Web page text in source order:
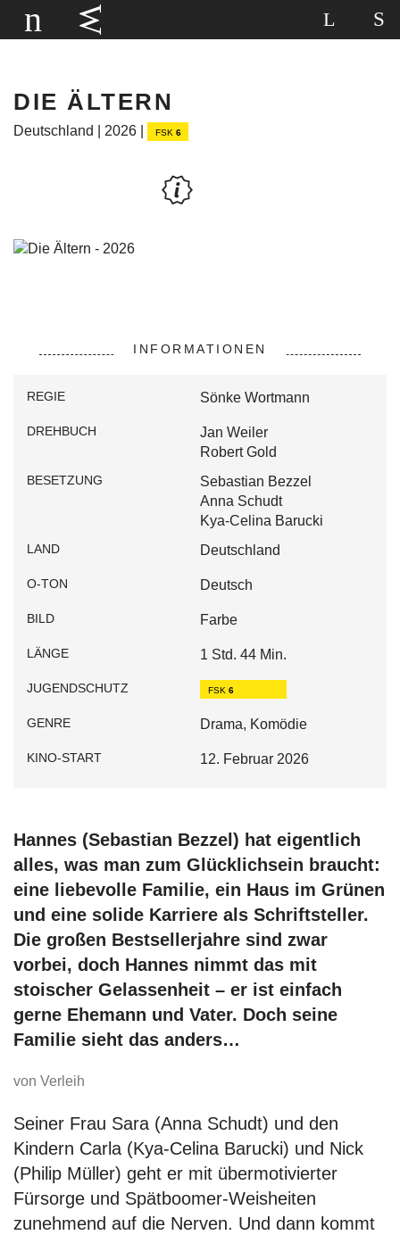
DIE ÄLTERN
Deutschland | 2026 | FSK 6
INFORMATIONEN
REGIE Sönke Wortmann
DREHBUCH
Jan Weiler
Robert Gold
BESETZUNG
Sebastian Bezzel
Anna Schudt
Kya-Celina Barucki
LAND Deutschland
O-TON Deutsch
BILD Farbe
LÄNGE 1 Std. 44 Min.
JUGENDSCHUTZ FSK 6
GENRE Drama, Komödie
KINO-START 12. Februar 2026
Hannes (Sebastian Bezzel) hat eigentlich
alles, was man zum Glücklichsein braucht:
eine liebevolle Familie, ein Haus im Grünen
und eine solide Karriere als Schriftsteller.
Die großen Bestsellerjahre sind zwar
vorbei, doch Hannes nimmt das mit
stoischer Gelassenheit – er ist einfach
gerne Ehemann und Vater. Doch seine
Familie sieht das anders…
von Verleih
Seiner Frau Sara (Anna Schudt) und den
Kindern Carla (Kya-Celina Barucki) und Nick
(Philip Müller) geht er mit übermotivierter
Fürsorge und Spätboomer-Weisheiten
zunehmend auf die Nerven. Und dann kommt